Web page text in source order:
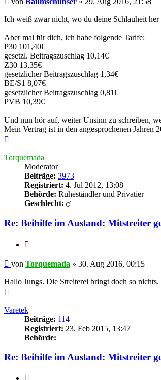
Ich weiß zwar nicht, wo du deine Schlauheit
Aber mal für dich, ich habe folgende Tarife:
P30 101,40€
gesetzl. Beitragszuschlag 10,14€
Z30 13,35€
gesetzlicher Beitragszuschlag 1,34€
BE/S1 8,07€
gesetzlicher Beitragszuschlag 0,81€
PVB 10,39€
Und nun hör auf, weiter Unsinn zu schreiben,
Mein Vertrag ist in den angesprochenen Jahren
Torquemada
Moderator
Beiträge: 3973
Registriert: 4. Jul 2012, 13:08
Behörde: Ruheständler und Privatier
Geschlecht:
Re: Beihilfe im Ausland: Mitstreiter
Beitrag
von Torquemada » 30. Aug 2016, 00:15
Hallo Jungs. Die Streiterei bringt doch so
Varetek
Beiträge: 114
Registriert: 23. Feb 2015, 13:47
Behörde:
Re: Beihilfe im Ausland: Mitstreiter